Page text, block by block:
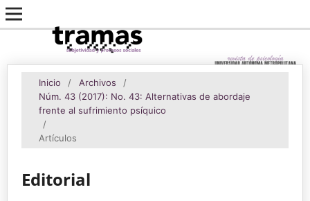
Inicio / Archivos
/
Núm. 43 (2017): No. 43: Alternativas de abordaje
frente al sufrimiento psíquico
/
Artículos
Editorial